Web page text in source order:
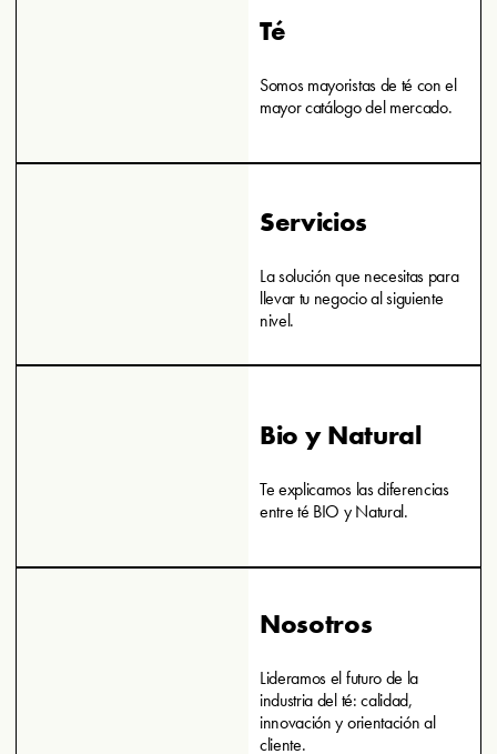
Té
Somos mayoristas de té con el
mayor catálogo del mercado.
Servicios
La solución que necesitas para
llevar tu negocio al siguiente
nivel.
Bio y Natural
Te explicamos las diferencias
entre té BIO y Natural.
Nosotros
Lideramos el futuro de la
industria del té: calidad,
innovación y orientación al
cliente.